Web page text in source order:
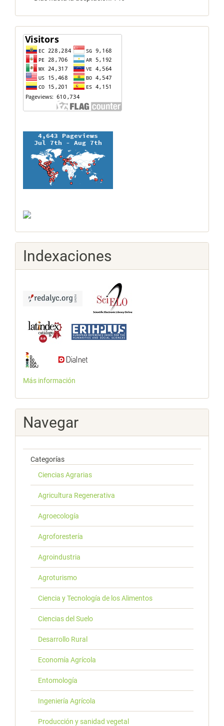
contador
Indexaciones
Más información
Navegar
Categorías
Ciencias Agrarias
Agricultura Regenerativa
Agroecología
Agroforestería
Agroindustria
Agroturismo
Ciencia y Tecnología de los Alimentos
Ciencias del Suelo
Desarrollo Rural
Economía Agrícola
Entomología
Ingeniería Agrícola
Producción y sanidad vegetal